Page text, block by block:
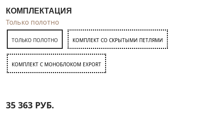
КОМПЛЕКТАЦИЯ
Только полотно
ТОЛЬКО ПОЛОТНО КОМПЛЕКТ СО СКРЫТЫМИ ПЕТЛЯМИ
КОМПЛЕКТ C МОНОБЛОКОМ EXPORT
35 363 РУБ.